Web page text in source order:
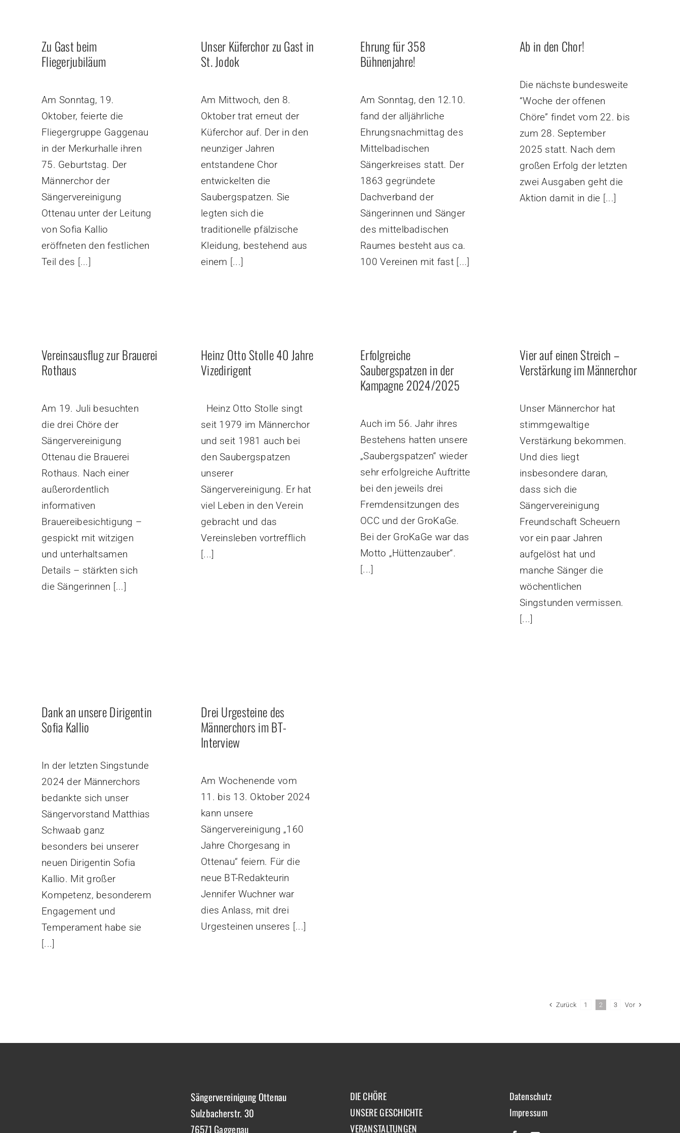
Zu Gast beim
Fliegerjubiläum
Am Sonntag, 19.
Oktober, feierte die
Fliegergruppe Gaggenau
in der Merkurhalle ihren
75. Geburtstag. Der
Männerchor der
Sängervereinigung
Ottenau unter der Leitung
von Sofia Kallio
eröffneten den festlichen
Teil des [...]
Unser Küferchor zu Gast in
St. Jodok
Am Mittwoch, den 8.
Oktober trat erneut der
Küferchor auf. Der in den
neunziger Jahren
entstandene Chor
entwickelten die
Saubergspatzen. Sie
legten sich die
traditionelle pfälzische
Kleidung, bestehend aus
einem [...]
Ehrung für 358
Bühnenjahre!
Am Sonntag, den 12.10.
fand der alljährliche
Ehrungsnachmittag des
Mittelbadischen
Sängerkreises statt. Der
1863 gegründete
Dachverband der
Sängerinnen und Sänger
des mittelbadischen
Raumes besteht aus ca.
100 Vereinen mit fast [...]
Ab in den Chor!
Die nächste bundesweite
“Woche der offenen
Chöre” findet vom 22. bis
zum 28. September
2025 statt. Nach dem
großen Erfolg der letzten
zwei Ausgaben geht die
Aktion damit in die [...]
Vereinsausflug zur Brauerei
Rothaus
Am 19. Juli besuchten
die drei Chöre der
Sängervereinigung
Ottenau die Brauerei
Rothaus. Nach einer
außerordentlich
informativen
Brauereibesichtigung –
gespickt mit witzigen
und unterhaltsamen
Details – stärkten sich
die Sängerinnen [...]
Heinz Otto Stolle 40 Jahre
Vizedirigent
Heinz Otto Stolle singt
seit 1979 im Männerchor
und seit 1981 auch bei
den Saubergspatzen
unserer
Sängervereinigung. Er hat
viel Leben in den Verein
gebracht und das
Vereinsleben vortrefflich
[...]
Erfolgreiche
Saubergspatzen in der
Kampagne 2024/2025
Auch im 56. Jahr ihres
Bestehens hatten unsere
„Saubergspatzen“ wieder
sehr erfolgreiche Auftritte
bei den jeweils drei
Fremdensitzungen des
OCC und der GroKaGe.
Bei der GroKaGe war das
Motto „Hüttenzauber“.
[...]
Vier auf einen Streich –
Verstärkung im Männerchor
Unser Männerchor hat
stimmgewaltige
Verstärkung bekommen.
Und dies liegt
insbesondere daran,
dass sich die
Sängervereinigung
Freundschaft Scheuern
vor ein paar Jahren
aufgelöst hat und
manche Sänger die
wöchentlichen
Singstunden vermissen.
[...]
Dank an unsere Dirigentin
Sofia Kallio
In der letzten Singstunde
2024 der Männerchors
bedankte sich unser
Sängervorstand Matthias
Schwaab ganz
besonders bei unserer
neuen Dirigentin Sofia
Kallio. Mit großer
Kompetenz, besonderem
Engagement und
Temperament habe sie
[...]
Drei Urgesteine des
Männerchors im BT-
Interview
Am Wochenende vom
11. bis 13. Oktober 2024
kann unsere
Sängervereinigung „160
Jahre Chorgesang in
Ottenau“ feiern. Für die
neue BT-Redakteurin
Jennifer Wuchner war
dies Anlass, mit drei
Urgesteinen unseres [...]
Zurück 1 2 3 Vor
Sängervereinigung Ottenau
Sulzbacherstr. 30
76571 Gaggenau
DIE CHÖRE
UNSERE GESCHICHTE
VERANSTALTUNGEN
Datenschutz
Impressum